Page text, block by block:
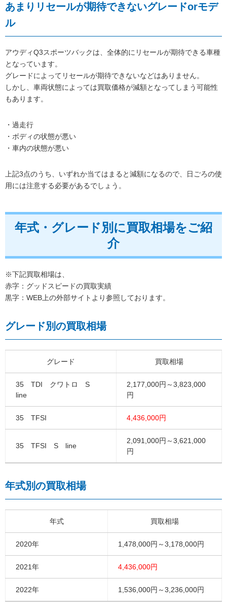
あまりリセールが期待できないグレードorモデ
ル
アウディQ3スポーツバックは、全体的にリセールが期待できる車種
となっています。
グレードによってリセールが期待できないなどはありません。
しかし、車両状態によっては買取価格が減額となってしまう可能性
もあります。
・過走行
・ボディの状態が悪い
・車内の状態が悪い
上記3点のうち、いずれか当てはまると減額になるので、日ごろの使
用には注意する必要があるでしょう。
年式・グレード別に買取相場をご紹
介
※下記買取相場は、
赤字：グッドスピードの買取実績
黒字：WEB上の外部サイトより参照しております。
グレード別の買取相場
グレード 買取相場
35 TDI クワトロ S
line
2,177,000円～3,823,000
円
35 TFSI 4,436,000円
35 TFSI S line
2,091,000円～3,621,000
円
年式別の買取相場
年式 買取相場
2020年 1,478,000円～3,178,000円
2021年 4,436,000円
2022年 1,536,000円～3,236,000円